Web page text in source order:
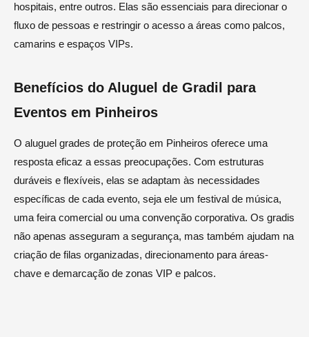
hospitais, entre outros. Elas são essenciais para direcionar o
fluxo de pessoas e restringir o acesso a áreas como palcos,
camarins e espaços VIPs.
Benefícios do Aluguel de Gradil para
Eventos em Pinheiros
O aluguel grades de proteção em Pinheiros oferece uma
resposta eficaz a essas preocupações. Com estruturas
duráveis e flexíveis, elas se adaptam às necessidades
específicas de cada evento, seja ele um festival de música,
uma feira comercial ou uma convenção corporativa. Os gradis
não apenas asseguram a segurança, mas também ajudam na
criação de filas organizadas, direcionamento para áreas-
chave e demarcação de zonas VIP e palcos.